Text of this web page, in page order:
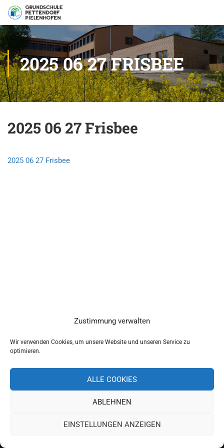
Zustimmung verwalten
Wir verwenden Cookies, um unsere Website und unseren Service zu
optimieren.
ALLE COOKIES
ABLEHNEN
EINSTELLUNGEN ANZEIGEN
2025 06 27 FRISBEE
2025 06 27 Frisbee
2025 06 27 Frisbee
Datenschutz